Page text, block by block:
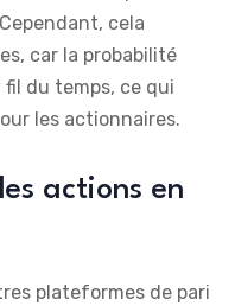
cela
car la probabilité
du temps, ce qui
les actionnaires.
actions en
plateformes de pari